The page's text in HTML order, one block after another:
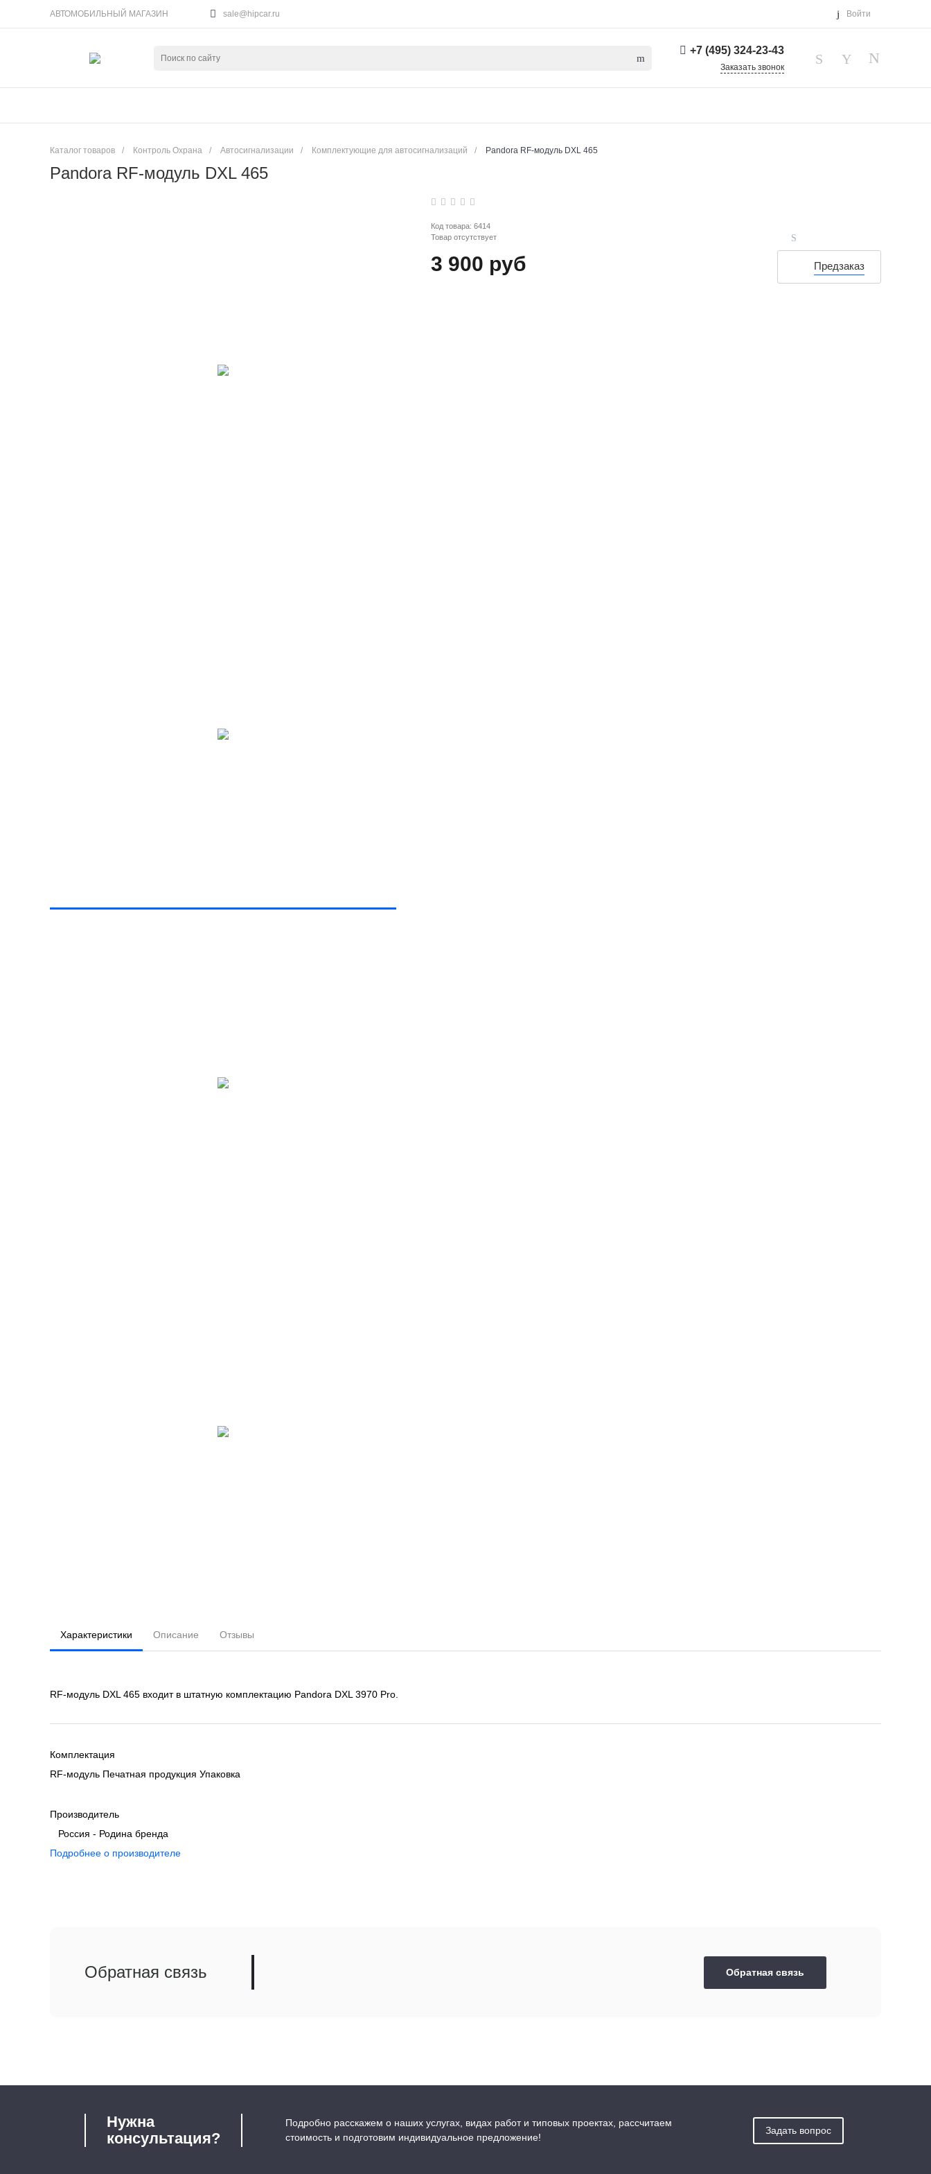
АВТОМОБИЛЬНЫЙ МАГАЗИН sale@hipcar.ru Войти
+7 (495) 324-23-43
Заказать звонок
Каталог товаров / Контроль Охрана / Автосигнализации / Комплектующие для автосигнализаций / Pandora RF-модуль DXL 465
Pandora RF-модуль DXL 465
Код товара: 6414
Товар отсутствует
3 900 руб Предзаказ
Характеристики Описание Отзывы
RF-модуль DXL 465 входит в штатную комплектацию Pandora DXL 3970 Pro.
Комплектация
RF-модуль Печатная продукция Упаковка
Производитель
Россия - Родина бренда
Подробнее о производителе
Обратная связь Обратная связь
Нужна
консультация?
Подробно расскажем о наших услугах, видах работ и типовых проектах, рассчитаем
стоимость и подготовим индивидуальное предложение!
Задать вопрос